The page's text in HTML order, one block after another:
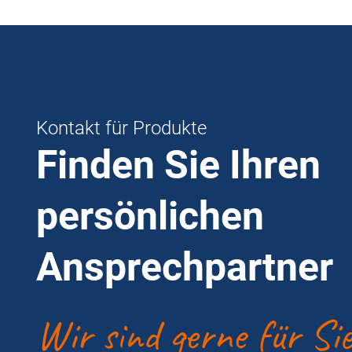
Kontakt für Produkte
Finden Sie Ihren
persönlichen
Ansprechpartner
Wir sind gerne für